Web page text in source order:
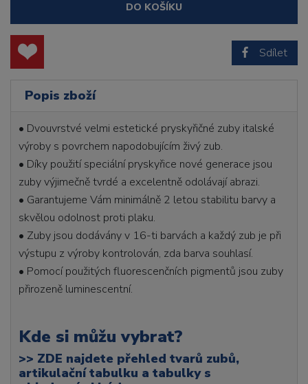
DO KOŠÍKU
Sdílet
Popis zboží
• Dvouvrstvé velmi estetické pryskyřičné zuby italské
výroby s povrchem napodobujícím živý zub.
• Díky použití speciální pryskyřice nové generace jsou
zuby výjimečně tvrdé a excelentně odolávají abrazi.
• Garantujeme Vám minimálně 2 letou stabilitu barvy a
skvělou odolnost proti plaku.
• Zuby jsou dodávány v 16-ti barvách a každý zub je při
výstupu z výroby kontrolován, zda barva souhlasí.
• Pomocí použitých fluorescenčních pigmentů jsou zuby
přirozeně luminescentní.
Kde si můžu vybrat?
>> ZDE najdete přehled tvarů zubů,
artikulační tabulku a tabulky s